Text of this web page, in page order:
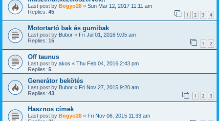
Last post by Bogyo28 « Sun Mar 12, 2017 11:11 am
Replies: 45 1 2 3 4
Motortartó bak és gumibak
Last post by Bubor « Fri Jul 01, 2016 9:05 am
Replies: 15 1 2
Off taunus
Last post by akos « Thu Feb 04, 2016 2:43 pm
Replies: 5
Generátor bekötés
Last post by Bubor « Fri Nov 27, 2015 9:20 am
Replies: 43 1 2 3
Hasznos címek
Last post by Bogyo28 « Fri Nov 06, 2015 11:33 am